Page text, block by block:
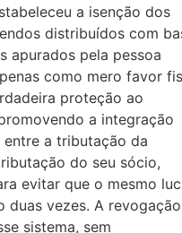
a isenção dos
distribuídos com
apurados pela pessoa
como mero favor
proteção ao
a integração
a tributação da
do seu sócio,
evitar que o mesmo
duas vezes. A
sistema, sem